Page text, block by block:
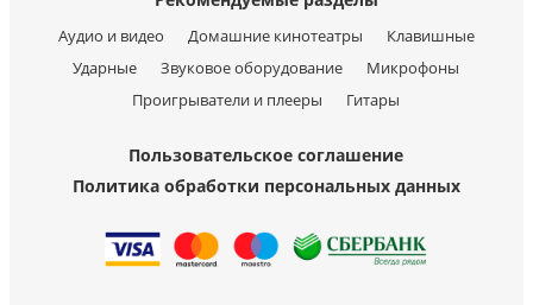
Аудио и видео Домашние кинотеатры
Клавишные
Ударные
Звуковое оборудование
Микрофоны
Проигрыватели и плееры
Гитары
Пользовательское соглашение
Политика обработки персональных данных